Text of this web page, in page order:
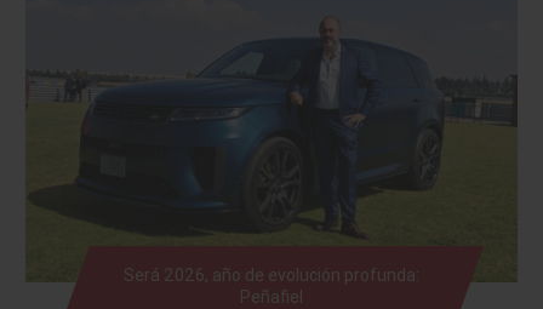
Será 2026, año de evolución profunda:
Peñafiel